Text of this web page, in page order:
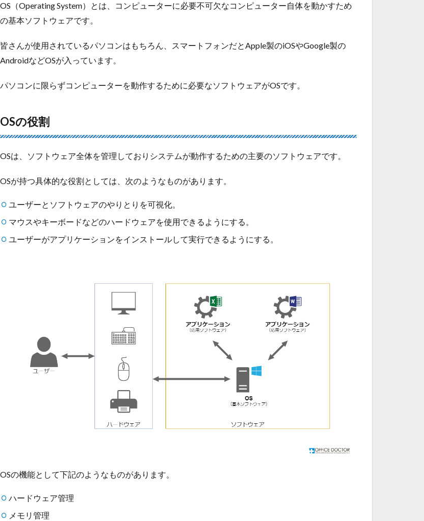
OS（Operating System）とは、コンピューターに必要不可欠なコンピューター自体を動かすため
の基本ソフトウェアです。
皆さんが使用されているパソコンはもちろん、スマートフォンだとApple製のiOSやGoogle製の
AndroidなどOSが入っています。
パソコンに限らずコンピューターを動作するために必要なソフトウェアがOSです。
OSの役割
OSは、ソフトウェア全体を管理しておりシステムが動作するための主要のソフトウェアです。
OSが持つ具体的な役割としては、次のようなものがあります。
ユーザーとソフトウェアのやりとりを可視化。
マウスやキーボードなどのハードウェアを使用できるようにする。
ユーザーがアプリケーションをインストールして実行できるようにする。
OSの機能として下記のようなものがあります。
ハードウェア管理
メモリ管理